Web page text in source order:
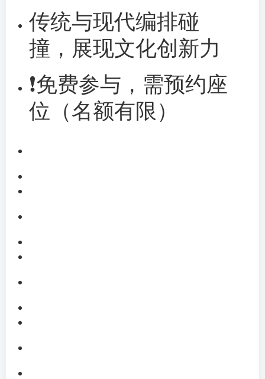
传统与现代编排碰
撞，展现文化创新力
❗️免费参与，需预约座
位（名额有限）